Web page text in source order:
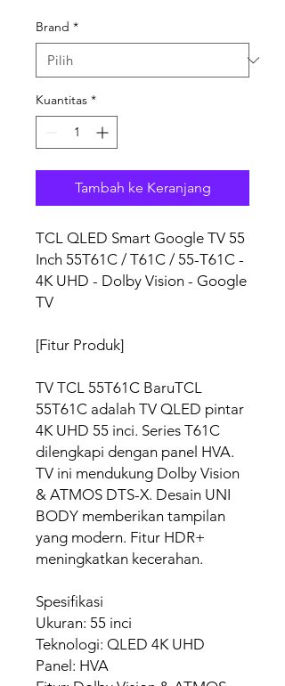
Brand *
Kuantitas *
Tambah ke Keranjang
TCL QLED Smart Google TV 55
Inch 55T61C / T61C / 55-T61C -
4K UHD - Dolby Vision - Google
TV
[Fitur Produk]
TV TCL 55T61C BaruTCL
55T61C adalah TV QLED pintar
4K UHD 55 inci. Series T61C
dilengkapi dengan panel HVA.
TV ini mendukung Dolby Vision
& ATMOS DTS-X. Desain UNI
BODY memberikan tampilan
yang modern. Fitur HDR+
meningkatkan kecerahan.
Spesifikasi
Ukuran: 55 inci
Teknologi: QLED 4K UHD
Panel: HVA